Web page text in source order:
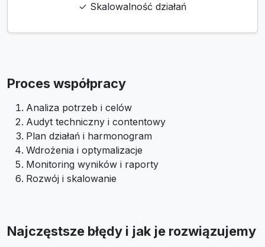
✓ Skalowalność działań
Proces współpracy
Analiza potrzeb i celów
Audyt techniczny i contentowy
Plan działań i harmonogram
Wdrożenia i optymalizacje
Monitoring wyników i raporty
Rozwój i skalowanie
Najczęstsze błędy i jak je rozwiązujemy